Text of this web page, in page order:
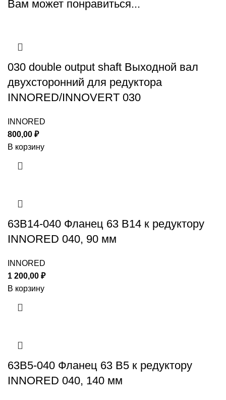
Вам может понравиться...
030 double output shaft Выходной вал
двухсторонний для редуктора
INNORED/INNOVERT 030
INNORED
800,00 ₽
В корзину
63B14-040 Фланец 63 B14 к редуктору
INNORED 040, 90 мм
INNORED
1 200,00 ₽
В корзину
63B5-040 Фланец 63 B5 к редуктору
INNORED 040, 140 мм